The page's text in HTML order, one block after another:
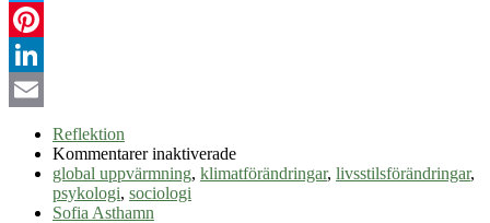
Twitter
Pinterest
LinkedIn
Reflektion
Kommentarer inaktiveradeför
Klimatpsykologi
global uppvärmning, klimatförändringar, livsstilsförändringar,
psykologi, sociologi
Sofia Asthamn